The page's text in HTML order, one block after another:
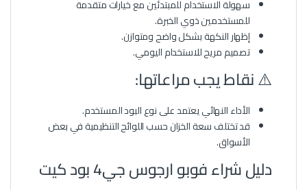
سهولة الاستخدام للمبتدئين مع خيارات متقدمة
للمستخدمين ذوي الخبرة.
إظهار النكهة بشكل واضح ومتوازن.
تصميم مريح للاستخدام اليومي.
⚠️ نقاط يجب مراعاتها:
الأداء النهائي يعتمد على نوع البود المستخدم.
قد تختلف سعة الخزان حسب اللوائح التنظيمية في بعض
الأسواق.
دليل شراء فوبو ارجوس جي4 بود كيت